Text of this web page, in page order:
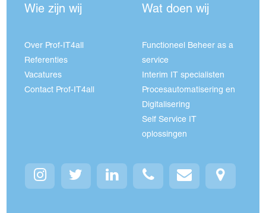
Wie zijn wij
Over Prof-IT4all
Referenties
Vacatures
Contact Prof-IT4all
Wat doen wij
Functioneel Beheer as a
service
Interim IT specialisten
Procesautomatisering en
Digitalisering
Self Service IT
oplossingen